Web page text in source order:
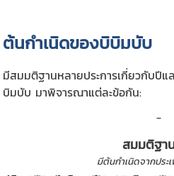
ต้นกำเนิดของบิบิมบับ
มีสมมติฐานหลายประการเกี่ยวกับปี
บิมบับ มาพิจารณาแต่ละข้อกัน:
_
สมมติฐา
มีต้นกำเนิดจากปร